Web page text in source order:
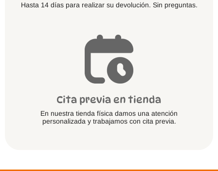
Hasta 14 días para realizar su devolución. Sin preguntas.
Cita previa en tienda
En nuestra tienda física damos una atención
personalizada y trabajamos con cita previa.